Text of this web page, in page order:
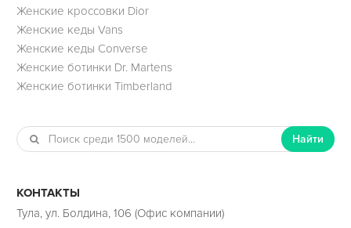
Женские кроссовки Dior
Женские кеды Vans
Женские кеды Converse
Женские ботинки Dr. Martens
Женские ботинки Timberland
Найти
КОНТАКТЫ
Тула, ул. Болдина, 106 (Офис компании)